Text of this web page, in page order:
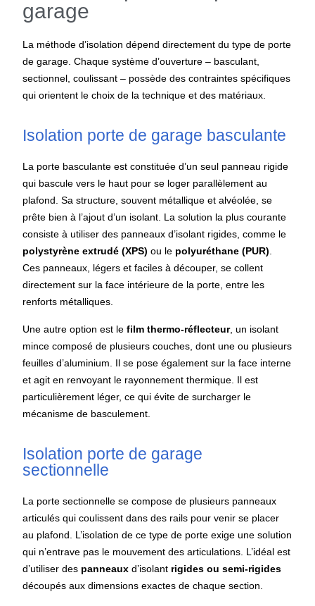
garage
La méthode d’isolation dépend directement du type de porte
de garage. Chaque système d’ouverture – basculant,
sectionnel, coulissant – possède des contraintes spécifiques
qui orientent le choix de la technique et des matériaux.
Isolation porte de garage basculante
La porte basculante est constituée d’un seul panneau rigide
qui bascule vers le haut pour se loger parallèlement au
plafond. Sa structure, souvent métallique et alvéolée, se
prête bien à l’ajout d’un isolant. La solution la plus courante
consiste à utiliser des panneaux d’isolant rigides, comme le
polystyrène extrudé (XPS) ou le polyuréthane (PUR).
Ces panneaux, légers et faciles à découper, se collent
directement sur la face intérieure de la porte, entre les
renforts métalliques.
Une autre option est lefilm thermo-réflecteur, un isolant
mince composé de plusieurs couches, dont une ou plusieurs
feuilles d’aluminium. Il se pose également sur la face interne
et agit en renvoyant le rayonnement thermique. Il est
particulièrement léger, ce qui évite de surcharger le
mécanisme de basculement.
Isolation porte de garage
sectionnelle
La porte sectionnelle se compose de plusieurs panneaux
articulés qui coulissent dans des rails pour venir se placer
au plafond. L’isolation de ce type de porte exige une solution
qui n’entrave pas le mouvement des articulations. L’idéal est
d’utiliser des panneauxd’isolant rigides ou semi-rigides
découpés aux dimensions exactes de chaque section.